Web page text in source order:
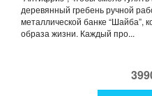
деревянный гребень ручной
металлической банке “Шайба”,
образа жизни. Каждый про...